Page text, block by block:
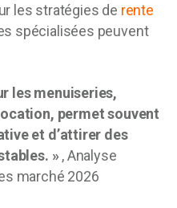
les stratégies de rente
spécialisées peuvent
les menuiseries,
permet souvent
et d’attirer des
» , Analyse
marché 2026